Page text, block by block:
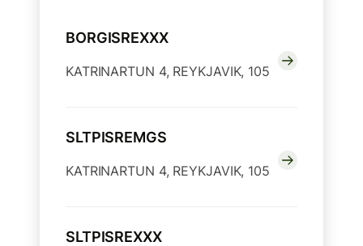
BORGISREXXX
KATRINARTUN 4, REYKJAVIK, 105
SLTPISREMGS
KATRINARTUN 4, REYKJAVIK, 105
SLTPISREXXX